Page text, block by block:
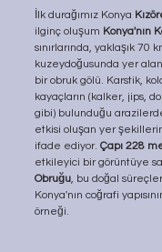
İlk durağımız Konya
ilginç oluşum Konya'nın
sınırlarında, yaklaşık 70
kuzeydoğusunda yer
bir obruk gölü. Karstik,
kayaçların (kalker, jips,
gibi) bulunduğu
etkisi oluşan yer
ifade ediyor. Çapı 228
etkileyici bir görüntüye
Obruğu, bu doğal
Konya'nın coğrafi
örneği.